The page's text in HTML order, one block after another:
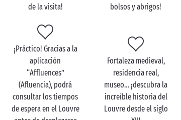
Visite el Museo del
Louvre en familia
Con sus cientos de miles de obras de arte repartidas
en 72 hectáreas de exposición, necesitará más de un
día para visitar el museo del Louvre. Para que su
visitaen familia sea un éxito para sus hijos, haga
de la visita!
bolsos y abrigos!
¡Práctico! Gracias a la
aplicación
“Affluences”
(Afluencia), podrá
consultar los tiempos
de espera en el Louvre
Fortaleza medieval,
residencia real,
museo… ¡descubra la
increíble historia del
Louvre desde el siglo